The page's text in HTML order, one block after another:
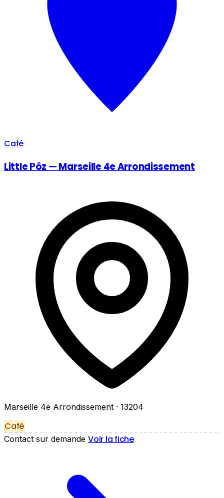
Café
Little Pôz — Marseille 4e Arrondissement
Marseille 4e Arrondissement · 13204
Café
Contact sur demande Voir la fiche